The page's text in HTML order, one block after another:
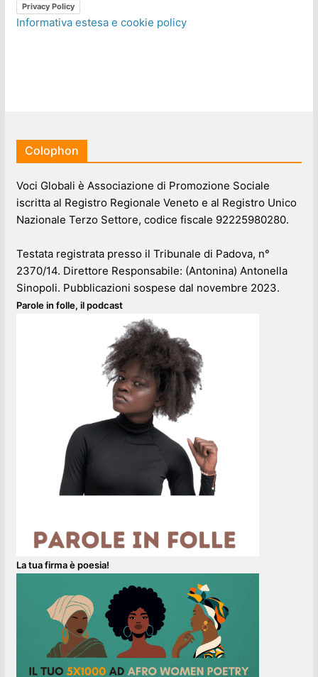
Privacy Policy
Informativa estesa e cookie policy
Colophon
Voci Globali è Associazione di Promozione Sociale
iscritta al Registro Regionale Veneto e al Registro Unico
Nazionale Terzo Settore, codice fiscale 92225980280.
Testata registrata presso il Tribunale di Padova, n°
2370/14. Direttore Responsabile: (Antonina) Antonella
Sinopoli. Pubblicazioni sospese dal novembre 2023.
Parole in folle, il podcast
La tua firma è poesia!